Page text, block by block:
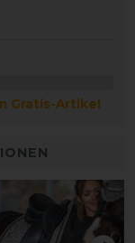
Gratis-Artikel